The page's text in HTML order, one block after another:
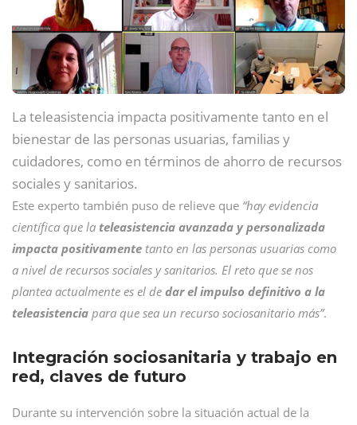
La teleasistencia impacta positivamente tanto en el
bienestar de las personas usuarias, familias y
cuidadores, como en términos de ahorro de recursos
sociales y sanitarios.
Este experto también puso de relieve que “hay evidencia
científica que la teleasistencia avanzada y personalizada
impacta positivamente tanto en las personas usuarias como
a nivel de recursos sociales y sanitarios. El reto que se nos
plantea actualmente es el de dar el impulso definitivo a la
teleasistencia para que sea un recurso sociosanitario más”.
Integración sociosanitaria y trabajo en
red, claves de futuro
Durante su intervención sobre la situación actual de la